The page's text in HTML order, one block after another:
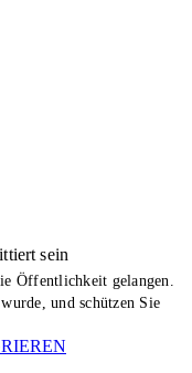
sein
Öffentlichkeit gelangen.
und schützen Sie